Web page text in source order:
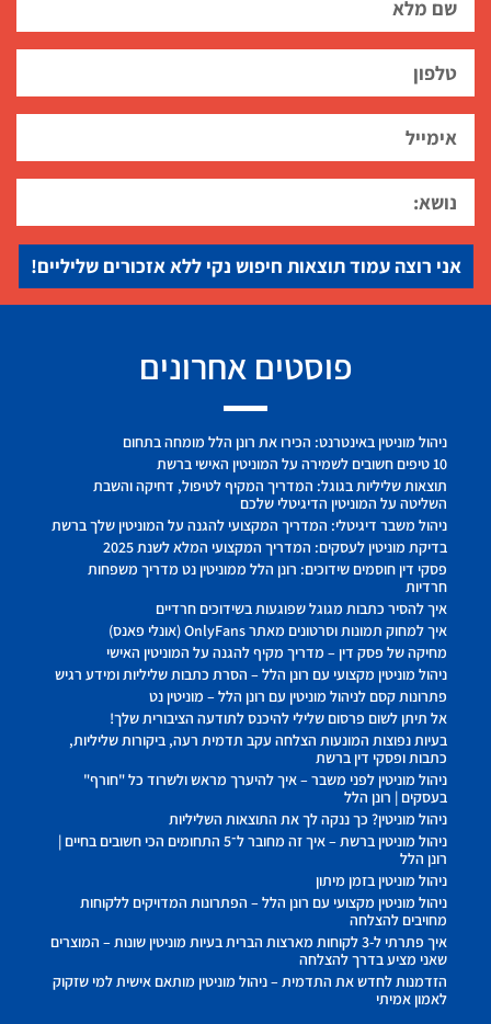
אני רוצה עמוד תוצאות חיפוש נקי ללא אזכורים שליליים!
פוסטים אחרונים
ניהול מוניטין באינטרנט: הכירו את רונן הלל מומחה בתחום
10 טיפים חשובים לשמירה על המוניטין האישי ברשת
תוצאות שליליות בגוגל: המדריך המקיף לטיפול, דחיקה והשבת
השליטה על המוניטין הדיגיטלי שלכם
ניהול משבר דיגיטלי: המדריך המקצועי להגנה על המוניטין שלך ברשת
בדיקת מוניטין לעסקים: המדריך המקצועי המלא לשנת 2025
פסקי דין חוסמים שידוכים: רונן הלל ממוניטין נט מדריך משפחות
חרדיות
איך להסיר כתבות מגוגל שפוגעות בשידוכים חרדיים
איך למחוק תמונות וסרטונים מאתר OnlyFans (אונלי פאנס)
מחיקה של פסק דין – מדריך מקיף להגנה על המוניטין האישי
ניהול מוניטין מקצועי עם רונן הלל – הסרת כתבות שליליות ומידע רגיש
פתרונות קסם לניהול מוניטין עם רונן הלל – מוניטין נט
אל תיתן לשום פרסום שלילי להיכנס לתודעה הציבורית שלך!
בעיות נפוצות המונעות הצלחה עקב תדמית רעה, ביקורות שליליות,
כתבות ופסקי דין ברשת
ניהול מוניטין לפני משבר – איך להיערך מראש ולשרוד כל "חורף"
בעסקים | רונן הלל
ניהול מוניטין? כך ננקה לך את התוצאות השליליות
ניהול מוניטין ברשת – איך זה מחובר ל־5 התחומים הכי חשובים בחיים |
רונן הלל
ניהול מוניטין בזמן מיתון
ניהול מוניטין מקצועי עם רונן הלל – הפתרונות המדויקים ללקוחות
מחויבים להצלחה
איך פתרתי ל-3 לקוחות מארצות הברית בעיות מוניטין שונות – המוצרים
שאני מציע בדרך להצלחה
הזדמנות לחדש את התדמית – ניהול מוניטין מותאם אישית למי שזקוק
לאמון אמיתי